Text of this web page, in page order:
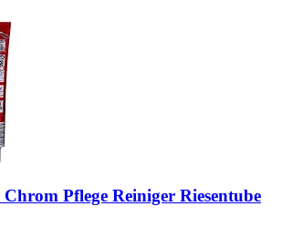
Pflege Reiniger Riesentube